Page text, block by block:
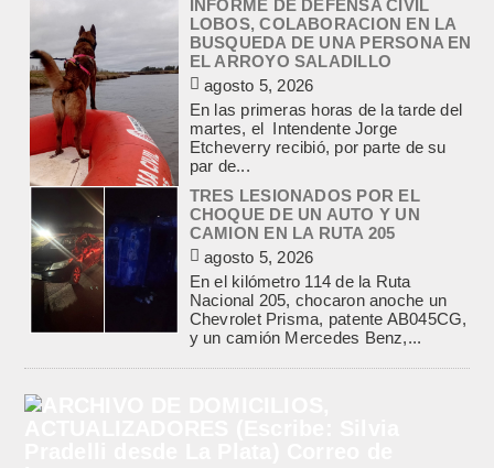
TRES LESIONADOS POR EL
CHOQUE DE UN AUTO Y UN
CAMION EN LA RUTA 205
agosto 5, 2026
En el kilómetro 114 de la Ruta
Nacional 205, chocaron anoche un
Chevrolet Prisma, patente AB045CG,
y un camión Mercedes Benz,...
PRESIDENCIA DEL ROTARY
agosto 4, 2026
En el salón de la avenida Yrigoyen
colmado, asumió la presidencia del
Rotary Club de Lobos Jeremías
Cocci, para el...
LA CAPILLA SAN CAYETANO
DE LA FIESTA DEL SANTO DEL